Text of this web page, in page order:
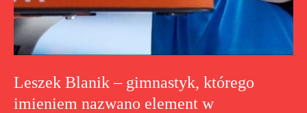
Leszek Blanik – gimnastyk, którego
imieniem nazwano element w